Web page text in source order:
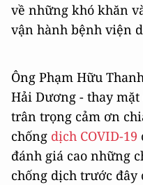
về những khó khăn
vận hành bệnh viện
Ông Phạm Hữu
Hải Dương - thay
trân trọng cảm ơn
chống dịch COVID-19
đánh giá cao những
chống dịch trước đây